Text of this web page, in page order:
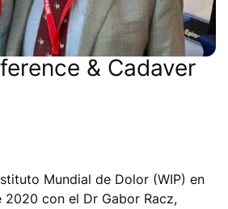
& Cadaver
Mundial de Dolor (WIP) en
con el Dr Gabor Racz,